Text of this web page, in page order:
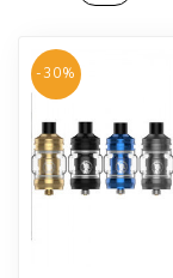
-30%